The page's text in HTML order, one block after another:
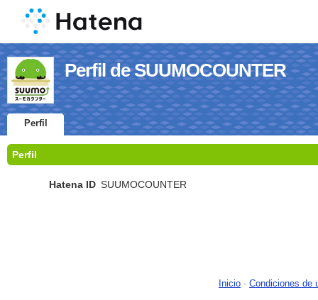
Perfil de SUUMOCOUNTER
Perfil
Perfil
Hatena ID SUUMOCOUNTER
Inicio - Condiciones de